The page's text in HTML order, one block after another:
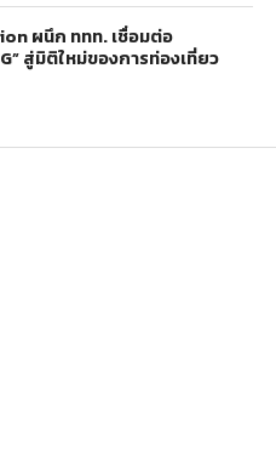
ผนึก ททท. เชื่อมต่อ
สู่มิติใหม่ของการท่องเที่ยว